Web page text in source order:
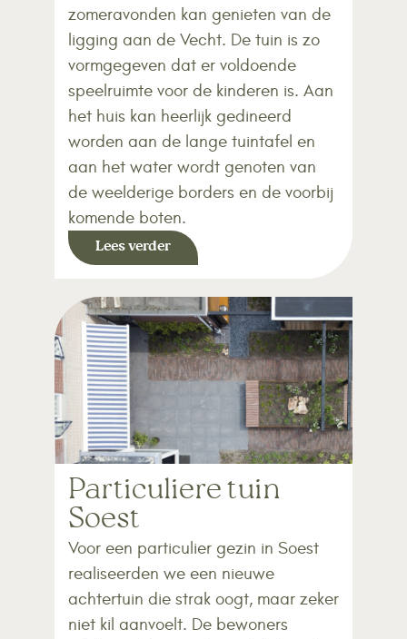
zomeravonden kan genieten van de
ligging aan de Vecht. De tuin is zo
vormgegeven dat er voldoende
speelruimte voor de kinderen is. Aan
het huis kan heerlijk gedineerd
worden aan de lange tuintafel en
aan het water wordt genoten van
de weelderige borders en de voorbij
komende boten.
Lees verder
Particuliere tuin
Soest
Voor een particulier gezin in Soest
realiseerden we een nieuwe
achtertuin die strak oogt, maar zeker
niet kil aanvoelt. De bewoners